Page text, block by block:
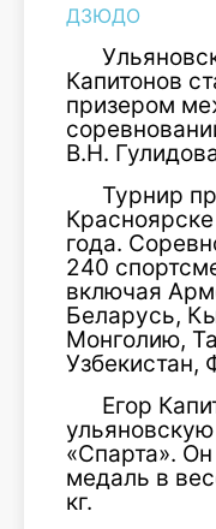
ДЗЮДО
Капитонов
призером
В.Н.
Турнир
года.
240
включая
Беларусь,
Монголию,
Егор
«Спарта».
медаль в
кг.